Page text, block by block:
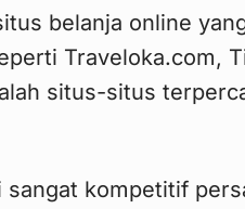
belanja online
Traveloka.com,
situs-situs
kompetitif